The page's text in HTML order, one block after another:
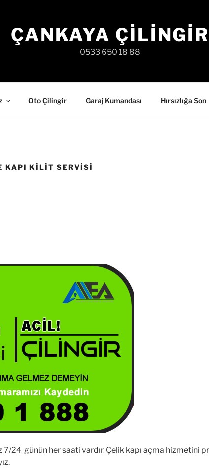
ÇANKAYA ÇILINGIR
0533 650 18 88
Oto Çilingir Garaj Kumandası Hırsızlığa Son
KAPI KILIT SERVISI
24 günün her saati vardır. Çelik kapı açma hizmetini